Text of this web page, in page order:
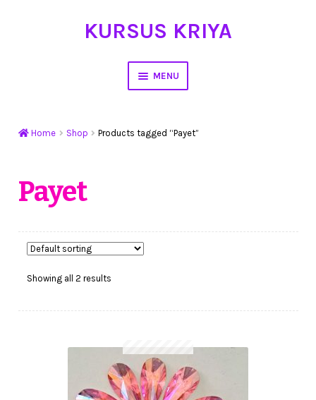
KURSUS KRIYA
MENU
Workshop Membuat Bunga Dari Stocking
My Account
Cart
Konfirmasi Pembayaran
Home Shop Products tagged “Payet”
Payet
Showing all 2 results